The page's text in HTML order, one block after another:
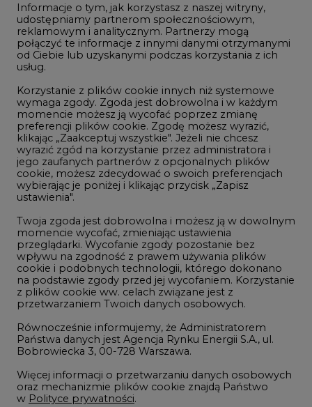
Gospodarka
Geopolityka
LTE450
Innowacje i AI
Telekomunikacja i IT
Handel emisjami CO2
Wodór
Górnictwo
Atom
Fotowoltaika
Offshore wind
Zielone samorządy
Zielona gospodarka
Informacje o tym, jak korzystasz z naszej witryny,
udostępniamy partnerom społecznościowym,
reklamowym i analitycznym. Partnerzy mogą
połączyć te informacje z innymi danymi otrzymanymi
od Ciebie lub uzyskanymi podczas korzystania z ich
usług.
Korzystanie z plików cookie innych niż systemowe
wymaga zgody. Zgoda jest dobrowolna i w każdym
momencie możesz ją wycofać poprzez zmianę
preferencji plików cookie. Zgodę możesz wyrazić,
klikając „Zaakceptuj wszystkie". Jeżeli nie chcesz
wyrazić zgód na korzystanie przez administratora i
jego zaufanych partnerów z opcjonalnych plików
cookie, możesz zdecydować o swoich preferencjach
wybierając je poniżej i klikając przycisk „Zapisz
ustawienia".
Twoja zgoda jest dobrowolna i możesz ją w dowolnym
momencie wycofać, zmieniając ustawienia
przeglądarki. Wycofanie zgody pozostanie bez
wpływu na zgodność z prawem używania plików
cookie i podobnych technologii, którego dokonano
na podstawie zgody przed jej wycofaniem. Korzystanie
z plików cookie ww. celach związane jest z
przetwarzaniem Twoich danych osobowych.
Równocześnie informujemy, że Administratorem
Państwa danych jest Agencja Rynku Energii S.A., ul.
Bobrowiecka 3, 00-728 Warszawa.
Więcej informacji o przetwarzaniu danych osobowych
oraz mechanizmie plików cookie znajdą Państwo
w Polityce prywatności.